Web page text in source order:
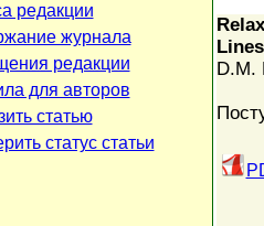
редакции
журнала
редакции
для авторов
статью
статус статьи
Lines
D.M.